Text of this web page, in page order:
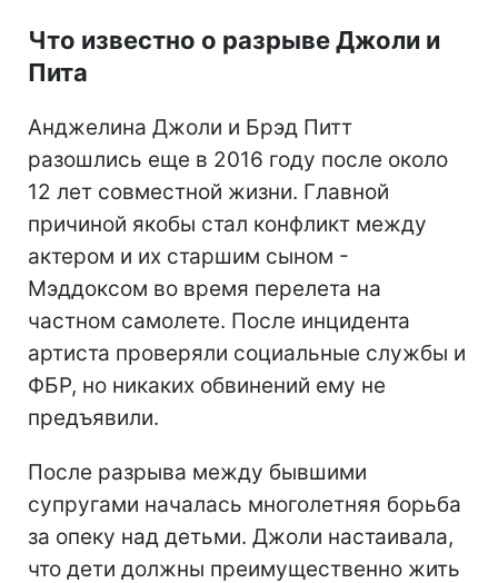
Что известно о разрыве Джоли и
Пита
Анджелина Джоли и Брэд Питт
разошлись еще в 2016 году после около
12 лет совместной жизни. Главной
причиной якобы стал конфликт между
актером и их старшим сыном -
Мэддоксом во время перелета на
частном самолете. После инцидента
артиста проверяли социальные службы и
ФБР, но никаких обвинений ему не
предъявили.
После разрыва между бывшими
супругами началась многолетняя борьба
за опеку над детьми. Джоли настаивала,
что дети должны преимущественно жить